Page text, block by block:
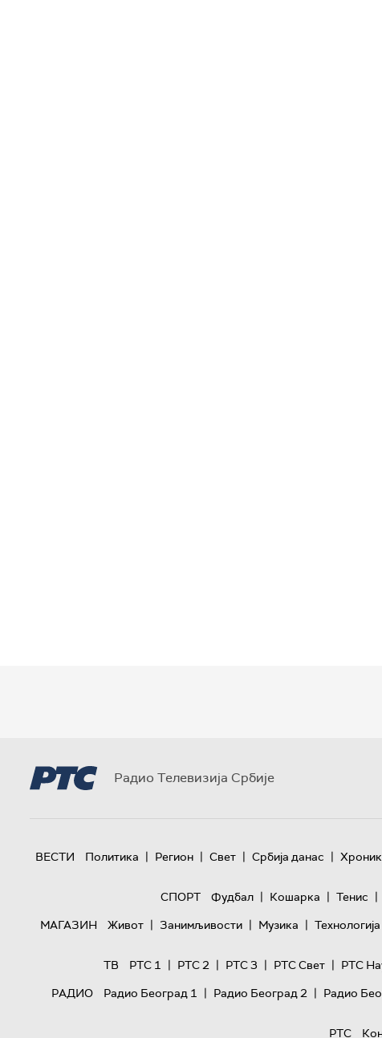
Радио Телевизија Србије
ВЕСТИ Политика | Регион | Свет | Србија данас |
СПОРТ
Фудбал | Кошарка | Тенис |
МАГАЗИН
Живот | Занимљивости | Музика | Технологијa
ТВ
РТС 1 | РТС 2 | РТС 3 | РТС Свет | РТС
РАДИО
Радио Београд 1 | Радио Београд 2 | Радио
РТС